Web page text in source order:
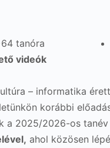
tanóra
videók
– informatika
korábbi
a 2025/2026-os tanév
ahol közösen